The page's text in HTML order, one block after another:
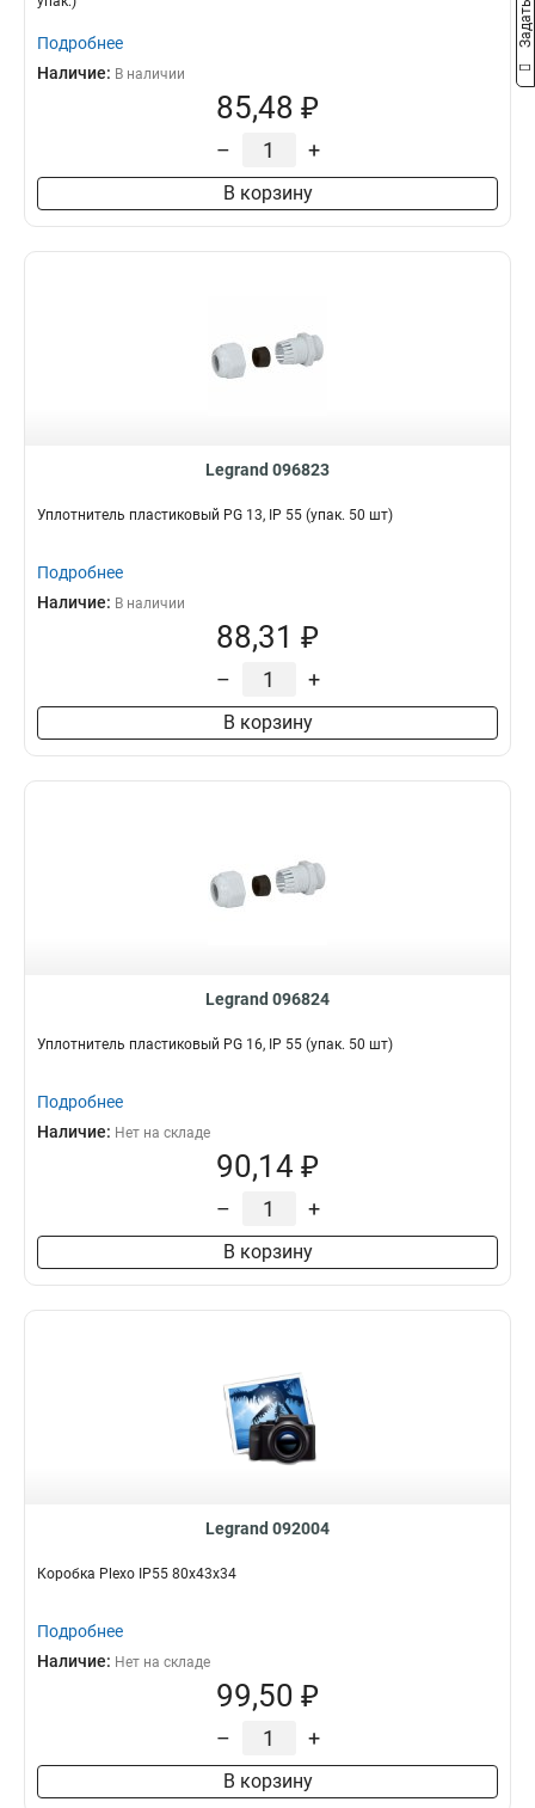
Подробнее
Наличие: В наличии
85,48 ₽
– +
В корзину
Legrand 096823
Уплотнитель пластиковый PG 13, IP 55 (упак. 50 шт)
Подробнее
Наличие: В наличии
88,31 ₽
– +
В корзину
Legrand 096824
Уплотнитель пластиковый PG 16, IP 55 (упак. 50 шт)
Подробнее
Наличие: Нет на складе
90,14 ₽
– +
В корзину
Legrand 092004
Коробка Plexo IP55 80x43x34
Подробнее
Наличие: Нет на складе
99,50 ₽
– +
В корзину